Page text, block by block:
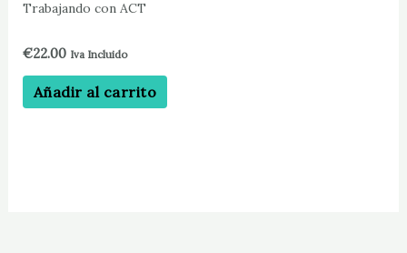
Trabajando con ACT
€22.00 Iva Incluido
Añadir al carrito